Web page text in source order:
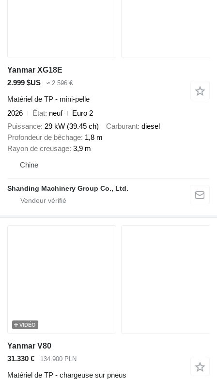
Yanmar XG18E
2.999 $US
≈ 2.596 €
Matériel de TP - mini-pelle
2026
État neuf
Euro 2
Puissance 29 kW (39.45 ch) Carburant diesel
Profondeur de bêchage 1,8 m
Rayon de creusage 3,9 m
Chine
Shanding Machinery Group Co., Ltd.
VIDÉO
Yanmar V80
31.330 €
134.900 PLN
Matériel de TP - chargeuse sur pneus